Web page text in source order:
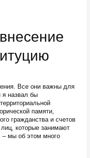
Все они важны для
я назвал бы
памяти,
гражданства и счетов
которые занимают
– мы об этом много